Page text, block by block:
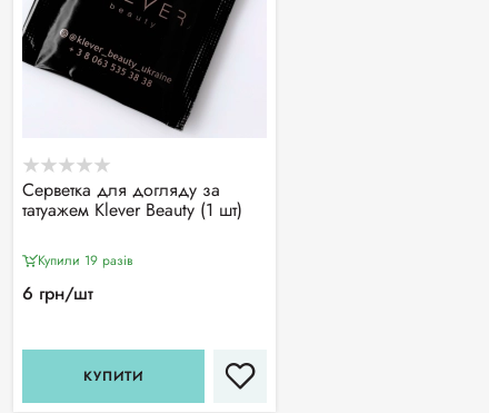
Серветка для догляду за
татуажем Klever Beauty (1 шт)
Купили 19 разiв
6 грн/шт
КУПИТИ